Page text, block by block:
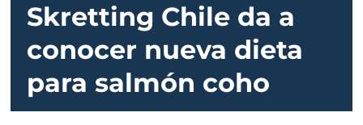
Skretting Chile da a
conocer nueva dieta
para salmón coho